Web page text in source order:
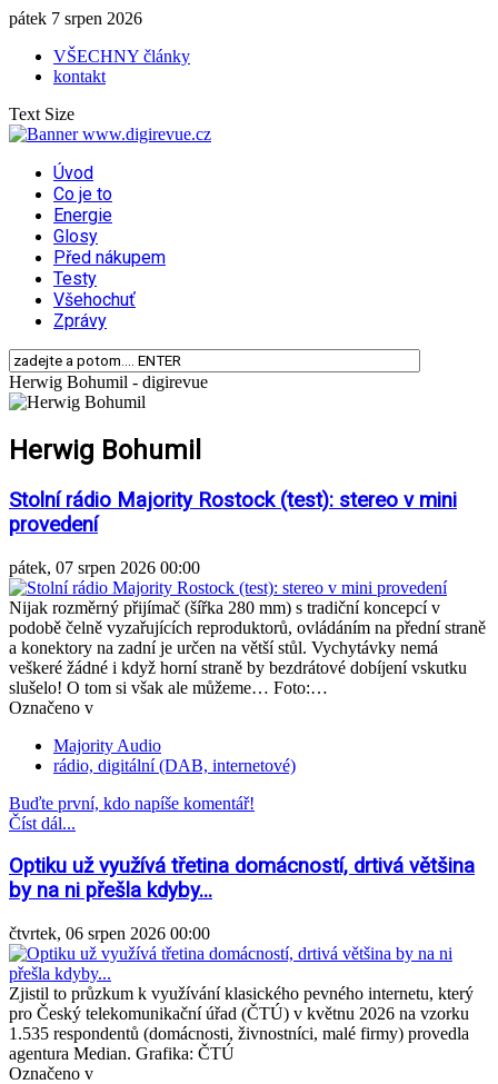
pátek 7 srpen 2026
VŠECHNY články
kontakt
Text Size
Úvod
Co je to
Energie
Glosy
Před nákupem
Testy
Všehochuť
Zprávy
Herwig Bohumil - digirevue
Herwig Bohumil
Stolní rádio Majority Rostock (test): stereo v mini
provedení
pátek, 07 srpen 2026 00:00
Nijak rozměrný přijímač (šířka 280 mm) s tradiční koncepcí v
podobě čelně vyzařujících reproduktorů, ovládáním na přední straně
a konektory na zadní je určen na větší stůl. Vychytávky nemá
veškeré žádné i když horní straně by bezdrátové dobíjení vskutku
slušelo! O tom si však ale můžeme… Foto:…
Označeno v
Majority Audio
rádio, digitální (DAB, internetové)
Buďte první, kdo napíše komentář!
Číst dál...
Optiku už využívá třetina domácností, drtivá většina
by na ni přešla kdyby...
čtvrtek, 06 srpen 2026 00:00
Zjistil to průzkum k využívání klasického pevného internetu, který
pro Český telekomunikační úřad (ČTÚ) v květnu 2026 na vzorku
1.535 respondentů (domácnosti, živnostníci, malé firmy) provedla
agentura Median. Grafika: ČTÚ
Označeno v